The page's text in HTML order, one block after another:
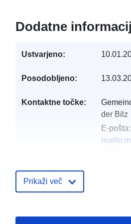
Dodatne
Ustvarjeno:
Posodobljeno:
Kontaktne točke:
der Bilz
E-pošta:
http://
Prikaži več